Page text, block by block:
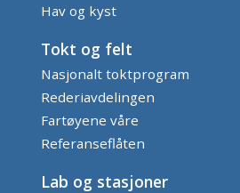
Hav og kyst
Tokt og felt
Nasjonalt toktprogram
Rederiavdelingen
Fartøyene våre
Referanseflåten
Lab og stasjoner